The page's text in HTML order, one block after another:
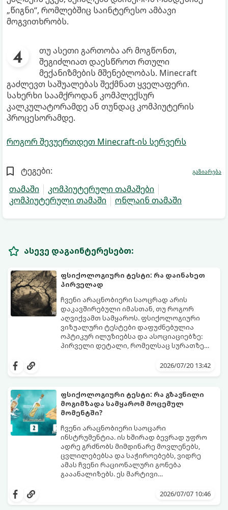
„წიგნი“, რომლებშიც საინტერესო ამბავი
მოგვითხრობს.
თუ ასეთი გართობა არ მოგწონთ,
შეგიძლიათ დაესწროთ რთული
მექანიზმების მშენებლობას. Minecraft
გაძლევთ საშუალებას შექმნათ ყველაფერი.
სახერხი საამქროდან კომპლექსურ
კალკულატორამდე ან თუნდაც კომპიუტერის
პროცესორამდე.
როგორ შევუერთდეთ Minecraft-ის სერვერს
ტეგები:
თამაში
კომპიუტერული თამაშები
კომპიუტერული თამაში
ონლაინ თამაში
გაზიარება
ასევე დაგაინტერესებთ:
ფსიქოლოგიური ტესტი: რა დაინახეთ
პირველად
ჩვენი არაცნობიერი საოცრად არის
დაკავშირებული იმასთან, თუ როგორ
აღვიქვამთ სამყაროს. ფსიქოლოგიური
ვიზუალური ტესტები დაფუძნებულია
ოპტიკურ ილუზიებსა და ასოციაციებზე:
პირველი დეტალი, რომელსაც სურათზე
პიროვნების ფარულ მხარეებზე,2026/07/20 13:42
ფსიქოლოგიური ტესტი: რა გზავნილი
მოგიმზადა სამყარომ მოცემულ
მომენტში?
ჩვენი არაცნობიერი საოცარი
ინსტრუმენტია. ის ხშირად ბევრად უფრო
ადრე გრძნობს მიმდინარე მოვლენებს,
ცვლილებებსა და საჭიროებებს, ვიდრე
ამას ჩვენი რაციონალური გონება
გააანალიზებს. ეს მარტივი
ასოციაციურ აღქმაზეა დაფუძნებული,
აირჩიეთ სამი წერილიდან ის ერთი,
2026/07/07 10:46